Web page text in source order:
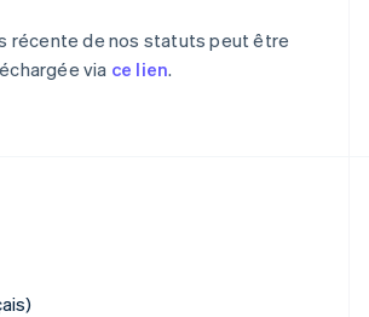
récente de nos statuts peut être
via ce lien.